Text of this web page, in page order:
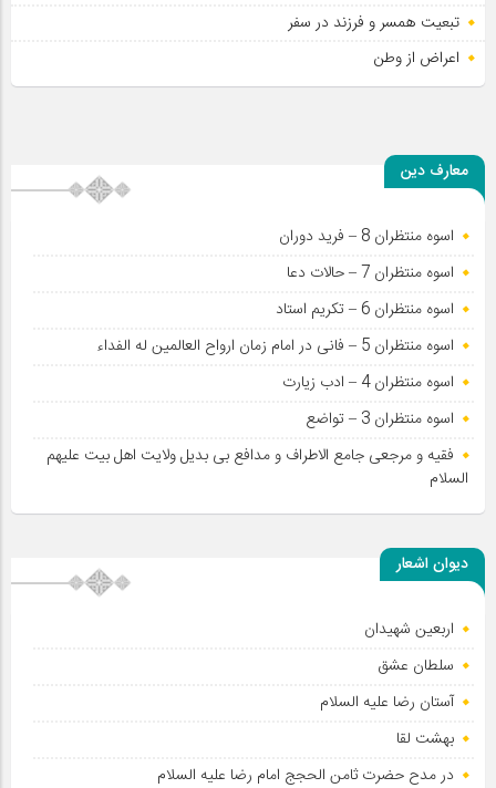
تبعیت همسر و فرزند در سفر
اعراض از وطن
معارف دین
اسوه منتظران 8 – فرید دوران
اسوه منتظران 7 – حالات دعا
اسوه منتظران 6 – تکریم استاد
اسوه منتظران 5 – فانی در امام زمان ارواح العالمين له الفداء
اسوه منتظران 4 – ادب زیارت
اسوه منتظران 3 – تواضع
فقیه و مرجعی جامع الاطراف و مدافع بی بدیل ولايت اهل بيت علیهم
السلام
اسوه منتظران ۱ – احترام به سادات
خواندن ترجمه نماز برای غیر عرب زبان ها
علت حرام بودن گوشت حیوان بدون گفتن «بسمله» هنگام ذبح
کشیدن سیگار
قضیه غصب فدک از حضرت صدیقه طاهره سلام الله علیها
حدیث شریف «إِنَّ اللهَ یرْضَى لِرِضَاک‏…» در مورد حضرت فاطمه سلام
دیوان اشعار
اربعین شهیدان
سلطان عشق
آستان رضا علیه السلام
بهشت لقا
در مدح حضرت ثامن الحجج امام رضا علیه السلام